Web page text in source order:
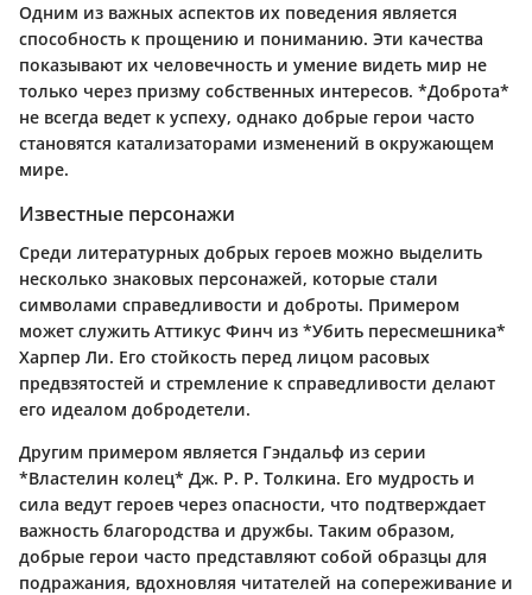
Одним из важных аспектов их поведения является
способность к прощению и пониманию. Эти качества
показывают их человечность и умение видеть мир не
только через призму собственных интересов. *Доброта*
не всегда ведет к успеху, однако добрые герои часто
становятся катализаторами изменений в окружающем
мире.
Известные персонажи
Среди литературных добрых героев можно выделить
несколько знаковых персонажей, которые стали
символами справедливости и доброты. Примером
может служить Аттикус Финч из *Убить пересмешника*
Харпер Ли. Его стойкость перед лицом расовых
предвзятостей и стремление к справедливости делают
его идеалом добродетели.
Другим примером является Гэндальф из серии
*Властелин колец* Дж. Р. Р. Толкина. Его мудрость и
сила ведут героев через опасности, что подтверждает
важность благородства и дружбы. Таким образом,
добрые герои часто представляют собой образцы для
подражания, вдохновляя читателей на сопереживание и